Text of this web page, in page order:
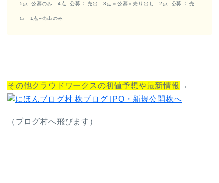
5点=公募のみ 4点=公募 〉売出 3点＝公募＝売り出し 2点=公募〈 売
出 1点=売出のみ
その他クラウドワークスの初値予想や最新情報 →
（ブログ村へ飛びます）